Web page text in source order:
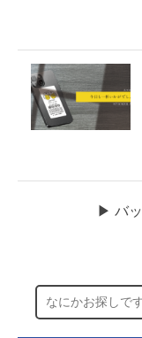
▶︎ バ